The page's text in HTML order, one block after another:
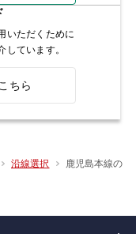
いただくために
ています。
ちら
沿線選択 鹿児島本線の